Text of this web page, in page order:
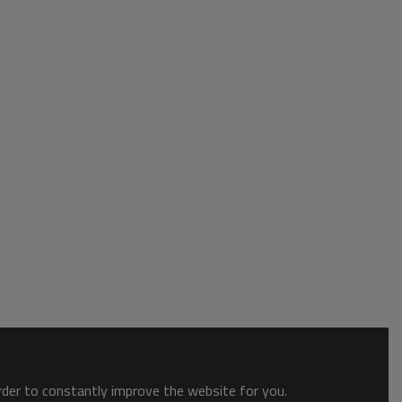
to constantly improve the website for you.